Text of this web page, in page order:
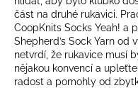
část na druhé rukavici.
CoopKnits Socks Yeah! a
Shepherd’s Sock Yarn od
netvrdí, že rukavice musí
nějakou konvencí a
radost a pomohly od